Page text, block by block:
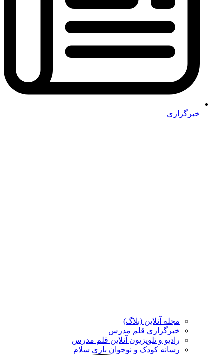
خبرگزاری
مجله آنلاین (بلاگ)
خبرگزاری قلم مدرس
رادیو و تلویزیون آنلاین قلم مدرس
رسانه کودک و نوجوان بازی سلام